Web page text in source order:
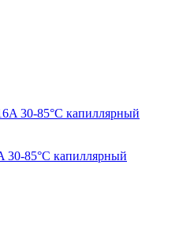
30-85°C капиллярный